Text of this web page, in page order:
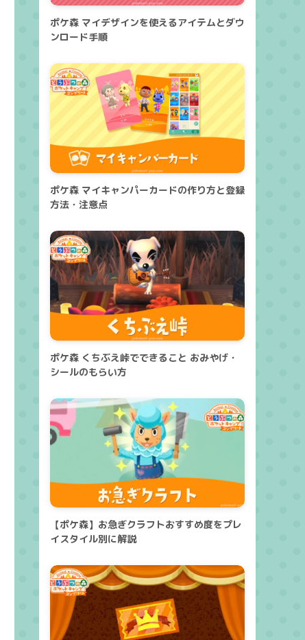
ポケ森 マイデザインを使えるアイテムとダウ
ンロード手順
ポケ森 マイキャンパーカードの作り方と登録
方法・注意点
ポケ森 くちぶえ峠でできること おみやげ・
シールのもらい方
【ポケ森】お急ぎクラフトおすすめ度をプレ
イスタイル別に解説